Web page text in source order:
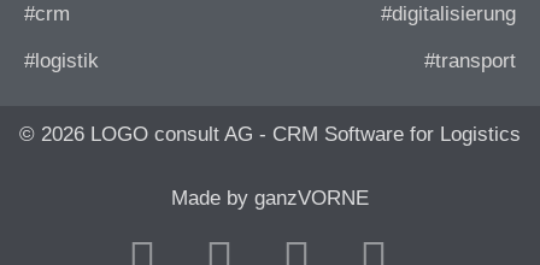
#crm #digitalisierung
#logistik #transport
© 2026 LOGO consult AG - CRM Software for Logistics
Made by ganzVORNE